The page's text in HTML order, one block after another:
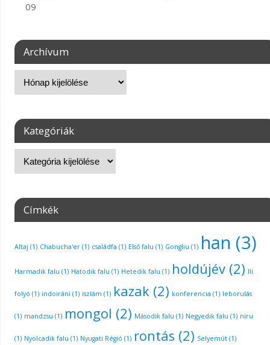
09
Archívum
Kategóriák
Címkék
Altaj (1) Chabucha'er(1) családfa (1) Első falu (1) Gongliu (1) han (3)
Harmadik falu (1) Hatodik falu (1) Hetedik falu (1) holdújév(2) Ili
folyó (1) indoiráni (1) iszlám (1) kazak(2) konferencia (1) leborulás
(1) mandzsu (1) mongol (2) Második falu (1) Negyedik falu (1) niru
(1) Nyolcadik falu (1) Nyugati Régió (1) rontás (2) Selyemút(1)